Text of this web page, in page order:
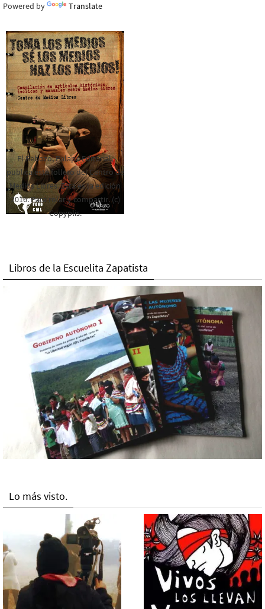
Powered by Translate
El Rebozo, Palapa Editorial,
publica este folleto del Centro de
Medios Libres. Esta es la edición
2016. Para rolar y compartir. (c)
Copyplis.
Libros de la Escuelita Zapatista
Lo más visto.